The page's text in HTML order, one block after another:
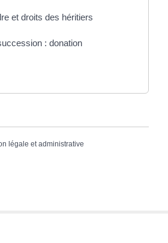
et droits des héritiers
: donation
légale et administrative